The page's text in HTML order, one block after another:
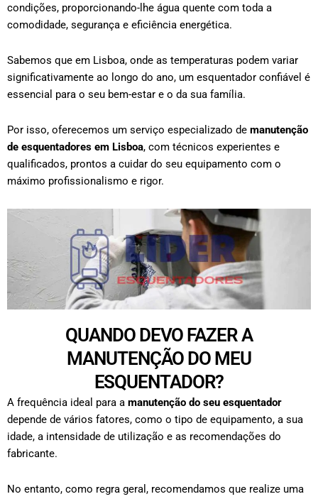
condições, proporcionando-lhe água quente com toda a
comodidade, segurança e eficiência energética.
Sabemos que em Lisboa, onde as temperaturas podem variar
significativamente ao longo do ano, um esquentador confiável é
essencial para o seu bem-estar e o da sua família.
Por isso, oferecemos um serviço especializado de manutenção
de esquentadores em Lisboa, com técnicos experientes e
qualificados, prontos a cuidar do seu equipamento com o
máximo profissionalismo e rigor.
QUANDO DEVO FAZER A
MANUTENÇÃO DO MEU
ESQUENTADOR?
A frequência ideal para a manutenção do seu esquentador
depende de vários fatores, como o tipo de equipamento, a sua
idade, a intensidade de utilização e as recomendações do
fabricante.
No entanto, como regra geral, recomendamos que realize uma